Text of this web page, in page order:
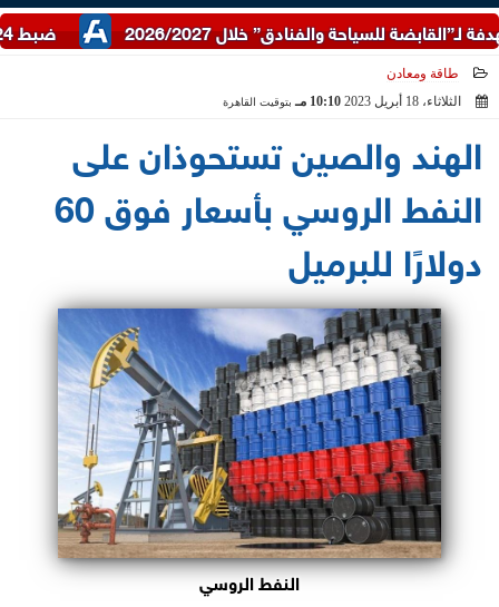
ضبط 24 طن دقيق أبيض وبلدي مدعم عبر شرطة التموين
طاقة ومعادن
الثلاثاء، 18 أبريل 2023
10:10 مـ بتوقيت القاهرة
الهند والصين تستحوذان على
النفط الروسي بأسعار فوق 60
دولارًا للبرميل
النفط الروسي